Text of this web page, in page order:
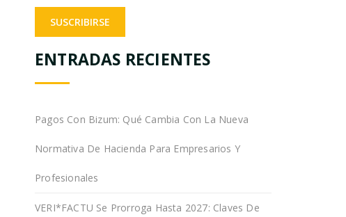
ENTRADAS RECIENTES
Pagos Con Bizum: Qué Cambia Con La Nueva
Normativa De Hacienda Para Empresarios Y
Profesionales
VERI*FACTU Se Prorroga Hasta 2027: Claves De